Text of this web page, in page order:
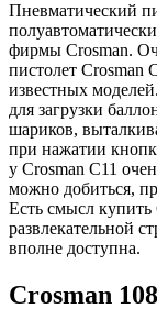
Пневматический
фирмы Crosman.
пистолет Crosman
известных
для загрузки
шариков,
при нажатии
у Crosman C11
можно добиться,
Есть смысл купить
развлекательной
вполне доступна.
Crosman